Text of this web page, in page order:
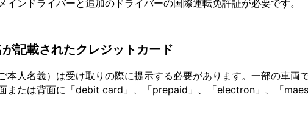
ンドライバーと追加のドライバーの国際運転免許証が必要です。
記載されたクレジットカード
本人名義）は受け取りの際に提示する必要があります。一部の車両
または背面に「debit card」、「prepaid」、「electron」、「